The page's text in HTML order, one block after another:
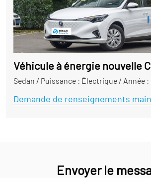
Véhicule à énergie nouvelle
Sedan / Puissance : Électrique/ Année
Demande de renseignements
Envoyer le